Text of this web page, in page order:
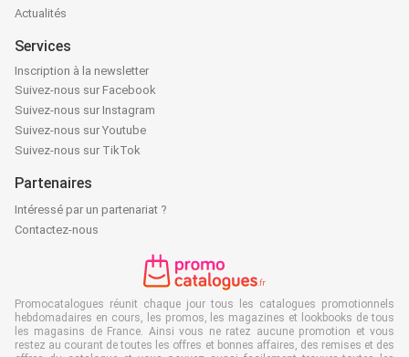
Actualités
Services
Inscription à la newsletter
Suivez-nous sur Facebook
Suivez-nous sur Instagram
Suivez-nous sur Youtube
Suivez-nous sur TikTok
Partenaires
Intéressé par un partenariat ?
Contactez-nous
Promocatalogues réunit chaque jour tous les catalogues promotionnels
hebdomadaires en cours, les promos, les magazines et lookbooks de tous
les magasins de France. Ainsi vous ne ratez aucune promotion et vous
restez au courant de toutes les offres et bonnes affaires, des remises et des